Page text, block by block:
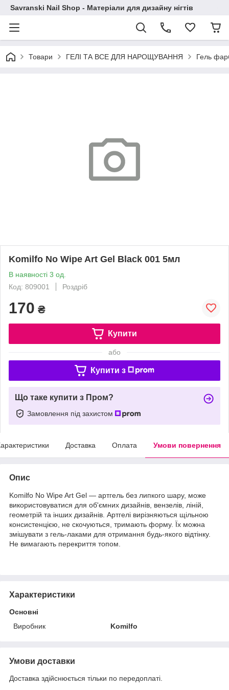
Savranski Nail Shop - Матеріали для дизайну нігтів
Товари ГЕЛІ ТА ВСЕ ДЛЯ НАРОЩУВАННЯ Гель
Komilfo No Wipe Art Gel Black 001 5мл
В наявності 3 од.
Код: 809001
Роздріб
170 ₴
Купити
або
Купити з
Що таке купити з Пром?
Замовлення під захистом
Доставка Оплата Умови повернення
Опис
Komilfo No Wipe Art Gel — артгель без липкого шару, може
використовуватися для об'ємних дизайнів, вензелів, ліній,
геометрій та інших дизайнів. Артгелі вирізняються щільною
консистенцією, не скочуються, тримають форму. Їх можна
змішувати з гель-лаками для отримання будь-якого відтінку.
Не вимагають перекриття топом.
Характеристики
Основні
Виробник
Komilfo
Умови доставки
Доставка здійснюється тільки по передоплаті.